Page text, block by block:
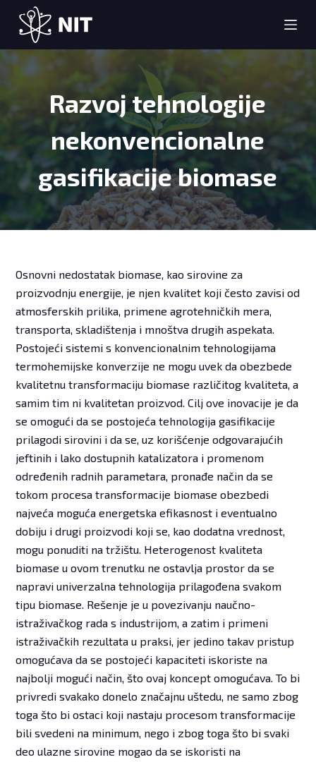
S
k
i
o
n
n
Razvoj tehnologije
nekonvencionalne
gasifikacije biomase
Osnovni nedostatak biomase, kao sirovine za
proizvodnju energije, je njen kvalitet koji često zavisi od
atmosferskih prilika, primene agrotehničkih mera,
transporta, skladištenja i mnoštva drugih aspekata.
Postojeći sistemi s konvencionalnim tehnologijama
termohemijske konverzije ne mogu uvek da obezbede
kvalitetnu transformaciju biomase različitog kvaliteta, a
samim tim ni kvalitetan proizvod. Cilj ove inovacije je da
se omogući da se postojeća tehnologija gasifikacije
prilagodi sirovini i da se, uz korišćenje odgovarajućih
jeftinih i lako dostupnih katalizatora i promenom
određenih radnih parametara, pronađe način da se
tokom procesa transformacije biomase obezbedi
najveća moguća energetska efikasnost i eventualno
dobiju i drugi proizvodi koji se, kao dodatna vrednost,
mogu ponuditi na tržištu. Heterogenost kvaliteta
biomase u ovom trenutku ne ostavlja prostor da se
napravi univerzalna tehnologija prilagođena svakom
tipu biomase. Rešenje je u povezivanju naučno-
istraživačkog rada s industrijom, a zatim i primeni
istraživačkih rezultata u praksi, jer jedino takav pristup
omogućava da se postojeći kapaciteti iskoriste na
najbolji mogući način, što ovaj koncept omogućava. To bi
privredi svakako donelo značajnu uštedu, ne samo zbog
toga što bi ostaci koji nastaju procesom transformacije
bili svedeni na minimum, nego i zbog toga što bi svaki
deo ulazne sirovine mogao da se iskoristi na